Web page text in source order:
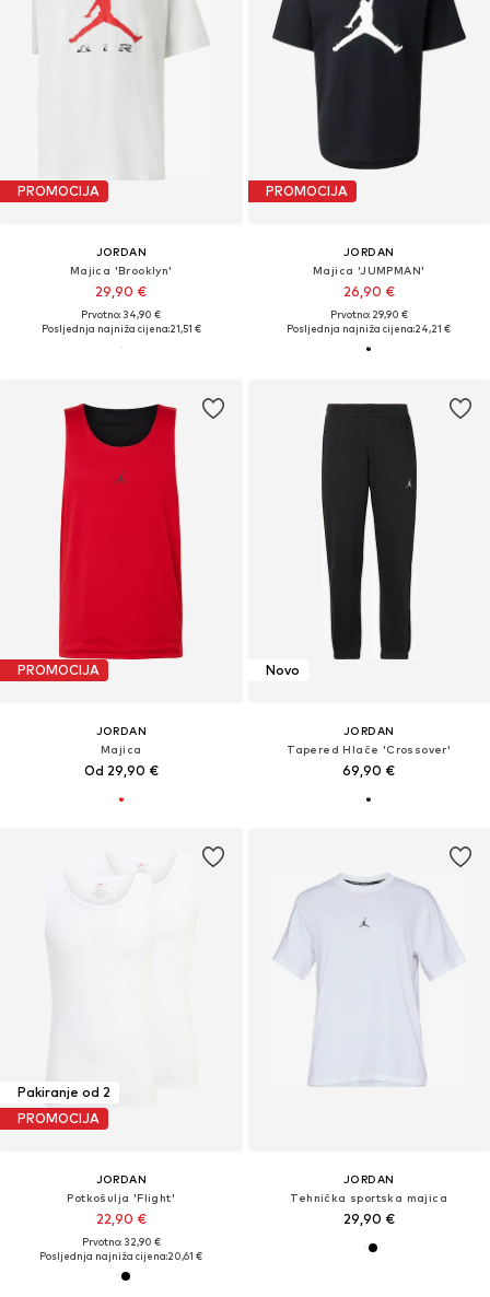
PROMOCIJA
JORDAN
Majica 'Brooklyn'
29,90 €
Prvotno: 34,90 €
Posljednja najniža cijena:21,51 €
PROMOCIJA
JORDAN
Majica 'JUMPMAN'
26,90 €
Prvotno: 29,90 €
Posljednja najniža cijena:24,21 €
PROMOCIJA
JORDAN
Majica
Od 29,90 €
Novo
JORDAN
Tapered Hlače 'Crossover'
69,90 €
Pakiranje od 2
PROMOCIJA
JORDAN
Potkošulja 'Flight'
22,90 €
Prvotno: 32,90 €
Posljednja najniža cijena:20,61 €
JORDAN
Tehnička sportska majica
29,90 €